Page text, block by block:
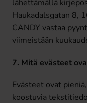
lähettämällä
Haukadalsgatan 8,
CANDY vastaa
viimeistään
7. Mitä evästeet
Evästeet ovat
koostuvia